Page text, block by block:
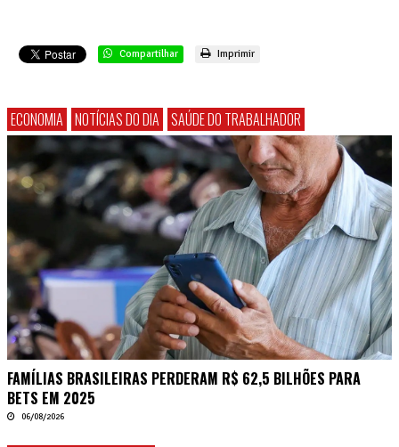
Compartilhar Imprimir
ECONOMIA NOTÍCIAS DO DIA SAÚDE DO TRABALHADOR
FAMÍLIAS BRASILEIRAS PERDERAM R$ 62,5 BILHÕES PARA
BETS EM 2025
06/08/2026